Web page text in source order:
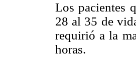
Los pacientes
28 al 35 de
requirió a la
horas.